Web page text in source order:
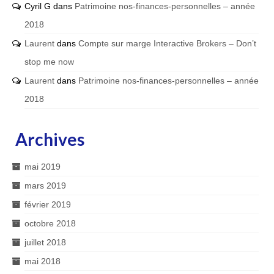
Cyril G dans Patrimoine nos-finances-personnelles – année
2018
Laurent dans Compte sur marge Interactive Brokers – Don’t
stop me now
Laurent dans Patrimoine nos-finances-personnelles – année
2018
Archives
mai 2019
mars 2019
février 2019
octobre 2018
juillet 2018
mai 2018